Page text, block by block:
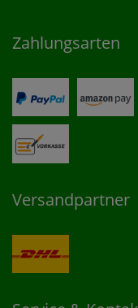
Zahlungsarten
Versandpartner